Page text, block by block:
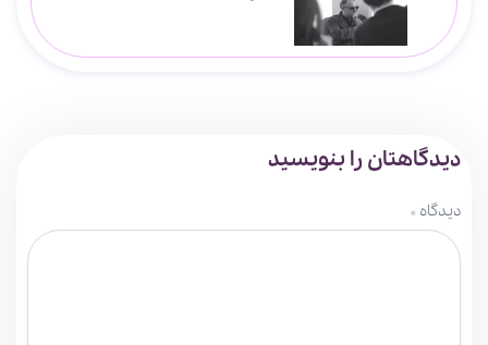
دیدگاهتان را بنویسید
دیدگاه *